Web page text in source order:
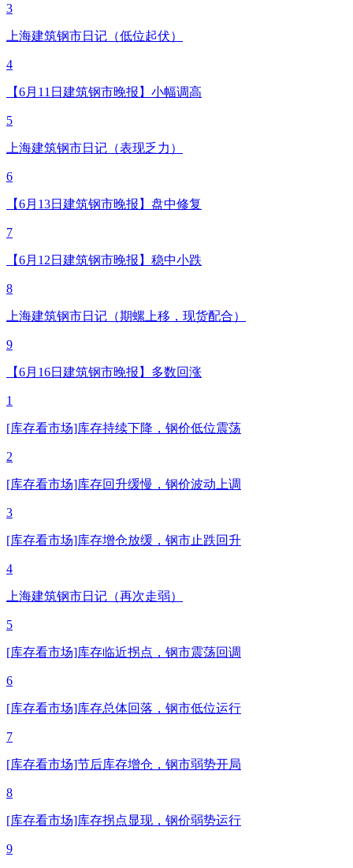
3
上海建筑钢市日记（低位起伏）
4
【6月11日建筑钢市晚报】小幅调高
5
上海建筑钢市日记（表现乏力）
6
【6月13日建筑钢市晚报】盘中修复
7
【6月12日建筑钢市晚报】稳中小跌
8
上海建筑钢市日记（期螺上移，现货配合）
9
【6月16日建筑钢市晚报】多数回涨
1
[库存看市场]库存持续下降，钢价低位震荡
2
[库存看市场]库存回升缓慢，钢价波动上调
3
[库存看市场]库存增仓放缓，钢市止跌回升
4
上海建筑钢市日记（再次走弱）
5
[库存看市场]库存临近拐点，钢市震荡回调
6
[库存看市场]库存总体回落，钢市低位运行
7
[库存看市场]节后库存增仓，钢市弱势开局
8
[库存看市场]库存拐点显现，钢价弱势运行
9